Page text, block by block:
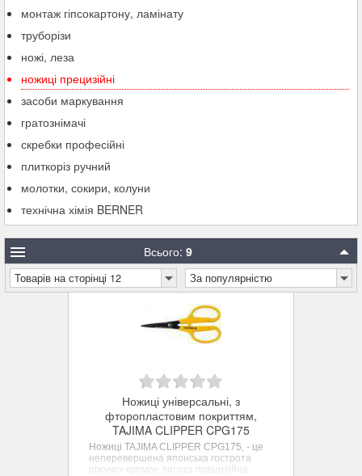
монтаж гіпсокартону, ламінату
труборізи
ножі, леза
ножиці прецизійні
засоби маркування
гратознімачі
скребки професійні
плиткоріз ручний
молотки, сокири, колуни
технічна хімія BERNER
Всього: 9
Товарів на сторінці 12 За популярністю
Ножиці універсальні, з
фторопластовим покриттям,
TAJIMA CLIPPER CPG175
Ножиці TAJIMA CLIPPER CPG175, - це
неперевершена японська гострота
ріжучих кромок, висока прецизійна